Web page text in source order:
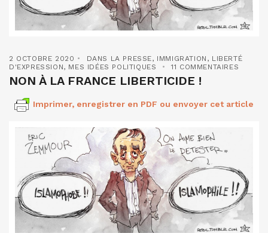
2 OCTOBRE 2020 DANS LA PRESSE, IMMIGRATION , LIBERTÉ
D'EXPRESSION, MES IDÉES POLITIQUES 11 COMMENTAIRES
NON À LA FRANCE LIBERTICIDE !
Imprimer, enregistrer en PDF ou envoyer cet article